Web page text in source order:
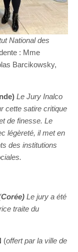
National des
: Mme
Barcikowsky,
Le Jury Inalco
cette satire critique
de finesse. Le
légèreté, il met en
des institutions
Corée) Le jury a été
traite du
(offert par la ville de